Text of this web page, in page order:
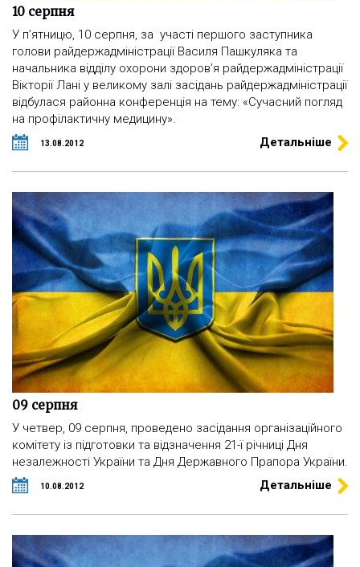
10 серпня
У п’ятницю, 10 серпня, за участі першого заступника
голови райдержадміністрації Василя Пашкуляка та
начальника відділу охорони здоров’я райдержадміністрації
Вікторії Лані у великому залі засідань райдержадміністрації
відбулася районна конференція на тему: «Сучасний погляд
на профілактичну медицину».
13.08.2012 Детальніше
09 серпня
У четвер, 09 серпня, проведено засідання організаційного
комітету із підготовки та відзначення 21-ї річниці Дня
незалежності України та Дня Державного Прапора України.
10.08.2012 Детальніше